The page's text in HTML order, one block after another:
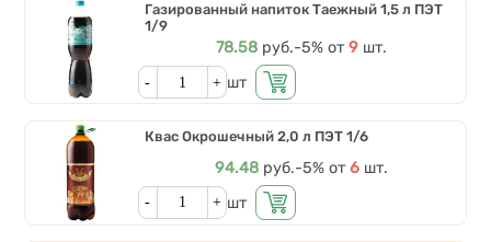
Газированный напиток Таежный 1,5 л ПЭТ
1/9
Цена
78.58 руб.Скидки от количества
-5% от9 шт.
Кол-во
шт
Квас Окрошечный 2,0 л ПЭТ 1/6
Цена
94.48 руб.Скидки от количества
-5% от6 шт.
Кол-во
шт